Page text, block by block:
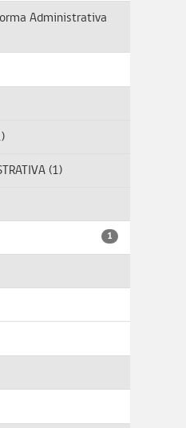
Administrativa
(1)
1